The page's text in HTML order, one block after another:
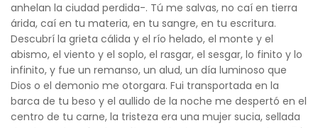
anhelan la ciudad perdida-. Tú me salvas, no caí en tierra
árida, caí en tu materia, en tu sangre, en tu escritura.
Descubrí la grieta cálida y el río helado, el monte y el
abismo, el viento y el soplo, el rasgar, el sesgar, lo finito y lo
infinito, y fue un remanso, un alud, un día luminoso que
Dios o el demonio me otorgara. Fui transportada en la
barca de tu beso y el aullido de la noche me despertó en el
centro de tu carne, la tristeza era una mujer sucia, sellada